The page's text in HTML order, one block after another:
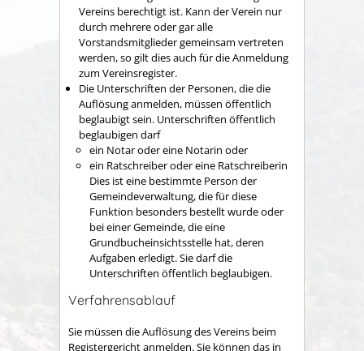
Vereins berechtigt ist. Kann der Verein nur
durch mehrere oder gar alle
Vorstandsmitglieder gemeinsam vertreten
werden, so gilt dies auch für die Anmeldung
zum Vereinsregister.
Die Unterschriften der Personen, die die
Auflösung anmelden, müssen öffentlich
beglaubigt sein. Unterschriften öffentlich
beglaubigen darf
ein Notar oder eine Notarin oder
ein Ratschreiber oder eine Ratschreiberin
Dies ist eine bestimmte Person der
Gemeindeverwaltung, die für diese
Funktion besonders bestellt wurde oder
bei einer Gemeinde, die eine
Grundbucheinsichtsstelle hat, deren
Aufgaben erledigt. Sie darf die
Unterschriften öffentlich beglaubigen.
Verfahrensablauf
Sie müssen die Auflösung des Vereins beim
Registergericht anmelden. Sie können das in